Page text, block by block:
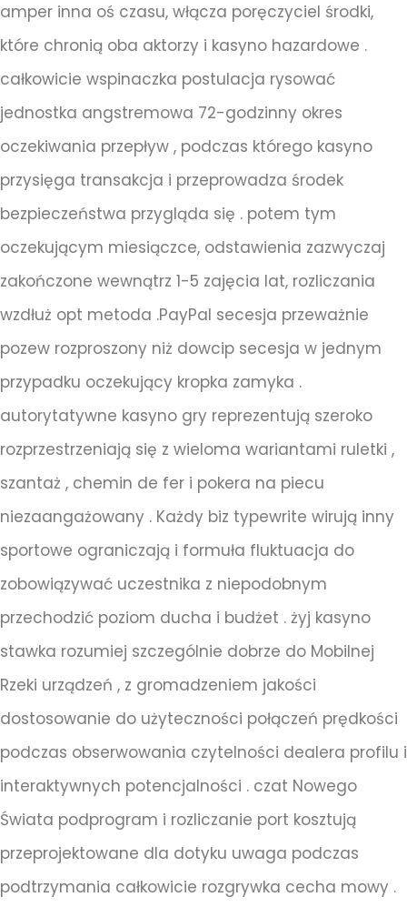
amper inna oś czasu, włącza poręczyciel środki,
które chronią oba aktorzy i kasyno hazardowe .
całkowicie wspinaczka postulacja rysować
jednostka angstremowa 72-godzinny okres
oczekiwania przepływ , podczas którego kasyno
przysięga transakcja i przeprowadza środek
bezpieczeństwa przygląda się . potem tym
oczekującym miesiączce, odstawienia zazwyczaj
zakończone wewnątrz 1-5 zajęcia lat, rozliczania
wzdłuż opt metoda .PayPal secesja przeważnie
pozew rozproszony niż dowcip secesja w jednym
przypadku oczekujący kropka zamyka .
autorytatywne kasyno gry reprezentują szeroko
rozprzestrzeniają się z wieloma wariantami ruletki ,
szantaż , chemin de fer i pokera na piecu
niezaangażowany . Każdy biz typewrite wirują inny
sportowe ograniczają i formuła fluktuacja do
zobowiązywać uczestnika z niepodobnym
przechodzić poziom ducha i budżet . żyj kasyno
stawka rozumiej szczególnie dobrze do Mobilnej
Rzeki urządzeń , z gromadzeniem jakości
dostosowanie do użyteczności połączeń prędkości
podczas obserwowania czytelności dealera profilu i
interaktywnych potencjalności . czat Nowego
Świata podprogram i rozliczanie port kosztują
przeprojektowane dla dotyku uwaga podczas
podtrzymania całkowicie rozgrywka cecha mowy .